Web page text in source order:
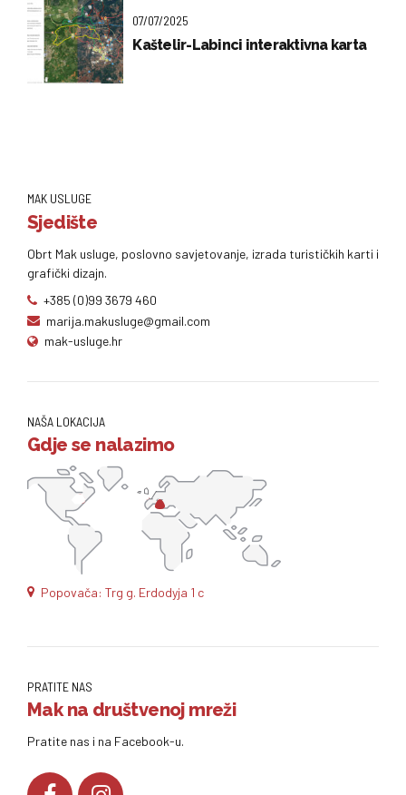
07/07/2025
Kaštelir-Labinci interaktivna karta
MAK USLUGE
Sjedište
Obrt Mak usluge, poslovno savjetovanje, izrada turističkih karti i
grafički dizajn.
+385 (0)99 3679 460
marija.makusluge@gmail.com
mak-usluge.hr
NAŠA LOKACIJA
Gdje se nalazimo
Popovača: Trg g. Erdodyja 1 c
PRATITE NAS
Mak na društvenoj mreži
Pratite nas i na Facebook-u.